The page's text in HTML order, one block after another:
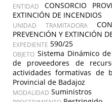
ENTIDAD
CONSORCIO
EXTINCIÓN DE INCENDIOS
UNIDAD TRAMITADORA
PREVENCIÓN Y EXTINCIÓN
EXPEDIENTE 590/25
OBJETO Sistema Dinámico
de proveedores de
actividades formativas de
Provincial de Badajoz
MODALIDAD Suministros